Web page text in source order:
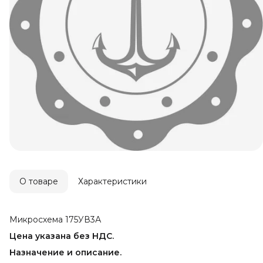
О товаре Характеристики
Микросхема 175УВ3А
Цена указана без НДС.
Назначение и описание.